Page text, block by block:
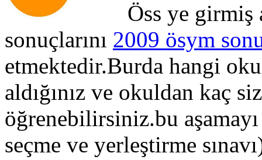
Öss ye girmiş
sonuçlarını 2009 ösym
etmektedir.Burda hangi
aldığınız ve okuldan kaç
öğrenebilirsiniz.bu
seçme ve yerleştirme